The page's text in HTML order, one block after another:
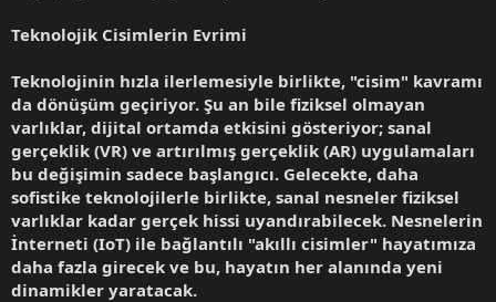
Teknolojik Cisimlerin Evrimi
Teknolojinin hızla ilerlemesiyle birlikte, "cisim" kavramı
da dönüşüm geçiriyor. Şu an bile fiziksel olmayan
varlıklar, dijital ortamda etkisini gösteriyor; sanal
gerçeklik (VR) ve artırılmış gerçeklik (AR) uygulamaları
bu değişimin sadece başlangıcı. Gelecekte, daha
sofistike teknolojilerle birlikte, sanal nesneler fiziksel
varlıklar kadar gerçek hissi uyandırabilecek. Nesnelerin
İnterneti (IoT) ile bağlantılı "akıllı cisimler" hayatımıza
daha fazla girecek ve bu, hayatın her alanında yeni
dinamikler yaratacak.